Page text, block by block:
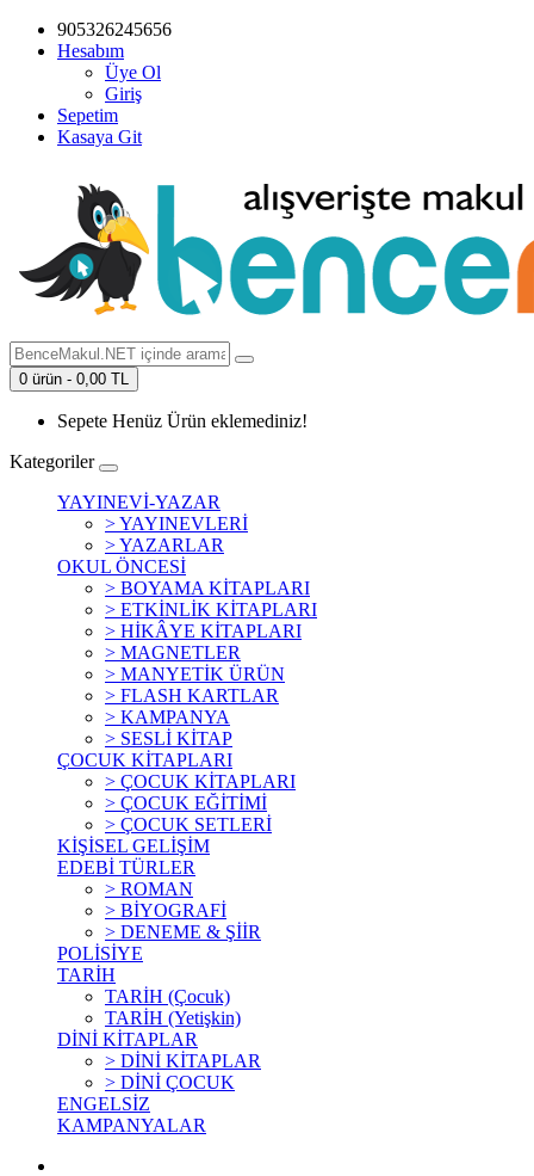
905326245656
Hesabım
Üye Ol
Giriş
Sepetim
Kasaya Git
0 ürün - 0,00 TL
Sepete Henüz Ürün eklemediniz!
Kategoriler
YAYINEVİ-YAZAR
> YAYINEVLERİ
> YAZARLAR
OKUL ÖNCESİ
> BOYAMA KİTAPLARI
> ETKİNLİK KİTAPLARI
> HİKÂYE KİTAPLARI
> MAGNETLER
> MANYETİK ÜRÜN
> FLASH KARTLAR
> KAMPANYA
> SESLİ KİTAP
ÇOCUK KİTAPLARI
> ÇOCUK KİTAPLARI
> ÇOCUK EĞİTİMİ
> ÇOCUK SETLERİ
KİŞİSEL GELİŞİM
EDEBİ TÜRLER
> ROMAN
> BİYOGRAFİ
> DENEME & ŞİİR
POLİSİYE
TARİH
TARİH (Çocuk)
TARİH (Yetişkin)
DİNİ KİTAPLAR
> DİNİ KİTAPLAR
> DİNİ ÇOCUK
ENGELSİZ
KAMPANYALAR